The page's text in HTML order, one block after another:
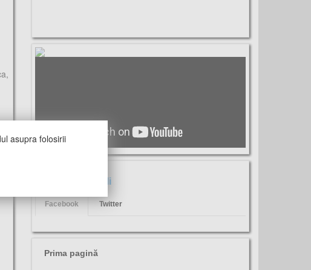
Suntem sociabili
Facebook Twitter
Prima pagină
asupra folosirii